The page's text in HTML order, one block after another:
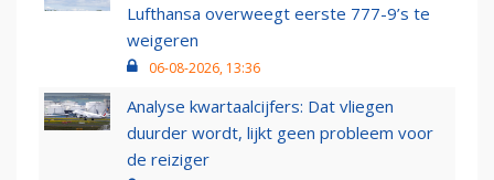
Lufthansa overweegt eerste 777-9’s te
weigeren
06-08-2026, 13:36
Analyse kwartaalcijfers: Dat vliegen
duurder wordt, lijkt geen probleem voor
de reiziger